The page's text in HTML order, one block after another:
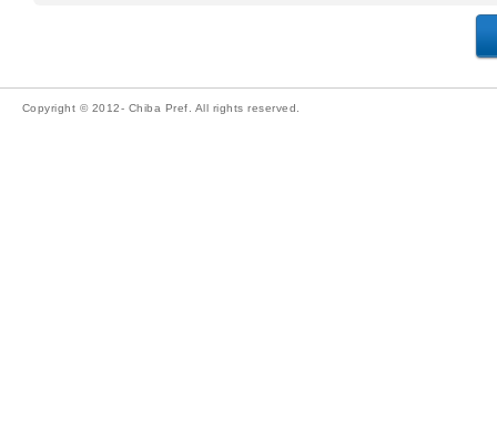
Copyright © 2012- Chiba Pref. All rights reserved.